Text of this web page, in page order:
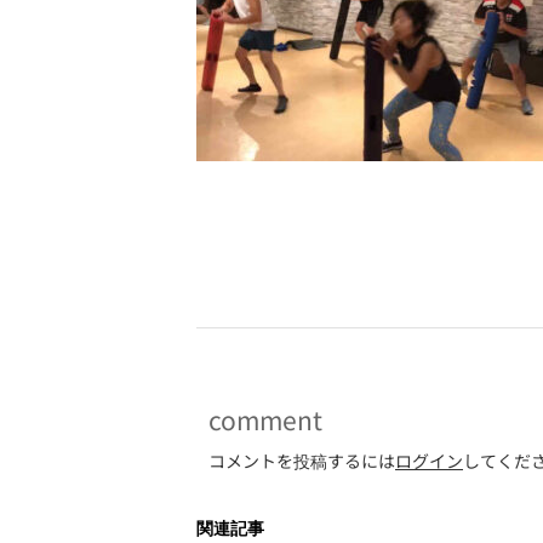
comment
コメントを投稿するにはログイン してくだ
関連記事